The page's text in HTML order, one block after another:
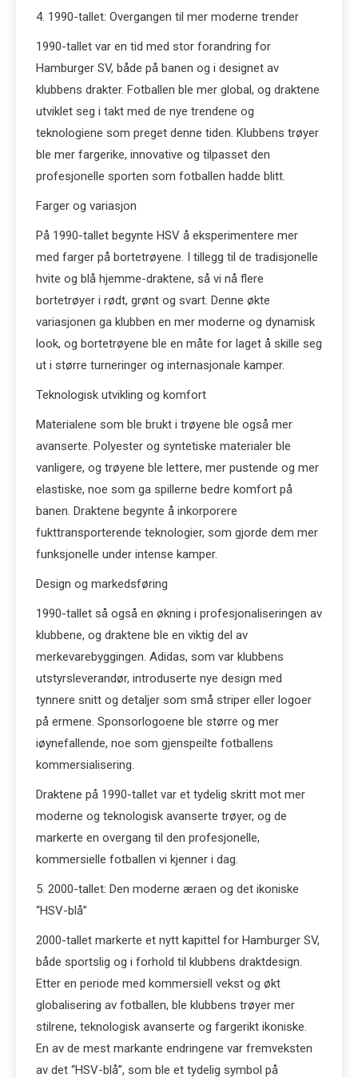
4. 1990-tallet: Overgangen til mer moderne trender
1990-tallet var en tid med stor forandring for
Hamburger SV, både på banen og i designet av
klubbens drakter. Fotballen ble mer global, og draktene
utviklet seg i takt med de nye trendene og
teknologiene som preget denne tiden. Klubbens trøyer
ble mer fargerike, innovative og tilpasset den
profesjonelle sporten som fotballen hadde blitt.
Farger og variasjon
På 1990-tallet begynte HSV å eksperimentere mer
med farger på bortetrøyene. I tillegg til de tradisjonelle
hvite og blå hjemme-draktene, så vi nå flere
bortetrøyer i rødt, grønt og svart. Denne økte
variasjonen ga klubben en mer moderne og dynamisk
look, og bortetrøyene ble en måte for laget å skille seg
ut i større turneringer og internasjonale kamper.
Teknologisk utvikling og komfort
Materialene som ble brukt i trøyene ble også mer
avanserte. Polyester og syntetiske materialer ble
vanligere, og trøyene ble lettere, mer pustende og mer
elastiske, noe som ga spillerne bedre komfort på
banen. Draktene begynte å inkorporere
fukttransporterende teknologier, som gjorde dem mer
funksjonelle under intense kamper.
Design og markedsføring
1990-tallet så også en økning i profesjonaliseringen av
klubbene, og draktene ble en viktig del av
merkevarebyggingen. Adidas, som var klubbens
utstyrsleverandør, introduserte nye design med
tynnere snitt og detaljer som små striper eller logoer
på ermene. Sponsorlogoene ble større og mer
iøynefallende, noe som gjenspeilte fotballens
kommersialisering.
Draktene på 1990-tallet var et tydelig skritt mot mer
moderne og teknologisk avanserte trøyer, og de
markerte en overgang til den profesjonelle,
kommersielle fotballen vi kjenner i dag.
5. 2000-tallet: Den moderne æraen og det ikoniske
“HSV-blå”
2000-tallet markerte et nytt kapittel for Hamburger SV,
både sportslig og i forhold til klubbens draktdesign.
Etter en periode med kommersiell vekst og økt
globalisering av fotballen, ble klubbens trøyer mer
stilrene, teknologisk avanserte og fargerikt ikoniske.
En av de mest markante endringene var fremveksten
av det “HSV-blå”, som ble et tydelig symbol på